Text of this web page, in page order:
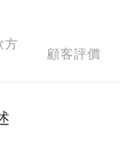
方
顧客評價